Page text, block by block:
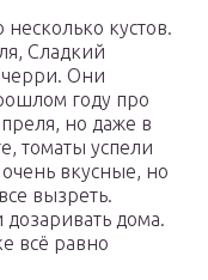
кустов.
Сладкий
Они
году про
но даже в
томаты успели
вкусные, но
вызреть.
дома.
всё равно